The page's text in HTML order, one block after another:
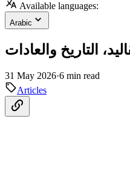
Available languages:
Arabic
التاريخ والعادات
31 May 2026·6 min read
Articles